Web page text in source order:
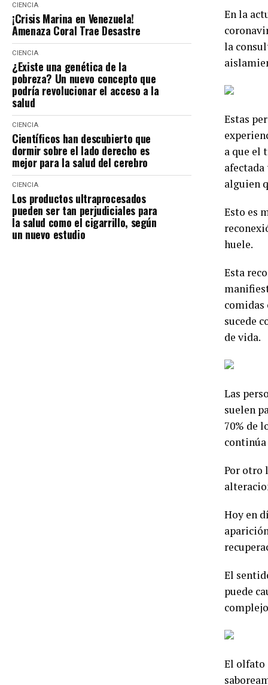
CIENCIA
¡Crisis Marina en Venezuela!
Amenaza Coral Trae Desastre
CIENCIA
¿Existe una genética de la
pobreza? Un nuevo concepto que
podría revolucionar el acceso a la
salud
CIENCIA
Científicos han descubierto que
dormir sobre el lado derecho es
mejor para la salud del cerebro
CIENCIA
Los productos ultraprocesados
pueden ser tan perjudiciales para
la salud como el cigarrillo, según
un nuevo estudio
En la
la
Estas
a que el
alguien
Esto es
huele.
Esta
comidas
sucede
de vida.
Las
suelen
70% de
Por otro
Hoy en
El
puede
El olfato